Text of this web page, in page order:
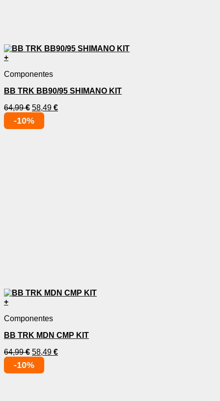
+
Componentes
BB TRK BB90/95 SHIMANO KIT
64,99€ 58,49 €
-10%
+
Componentes
BB TRK MDN CMP KIT
64,99€ 58,49 €
-10%